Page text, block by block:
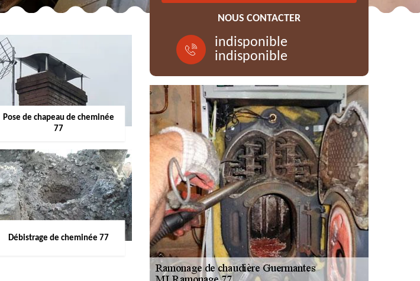
Pose de chapeau de cheminée
77
Débistrage de cheminée 77
NOUS CONTACTER
indisponible
indisponible